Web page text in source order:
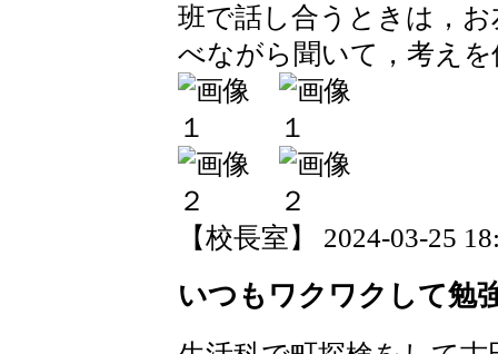
班で話し合うときは，
べながら聞いて，考え
【校長室】 2024-03-25
いつもワクワクして勉